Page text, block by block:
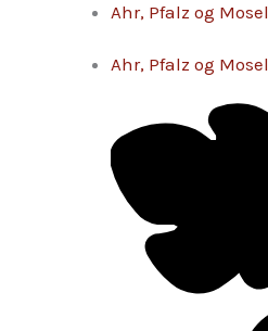
Ahr, Pfalz og Mosel
Ahr, Pfalz og Mosel